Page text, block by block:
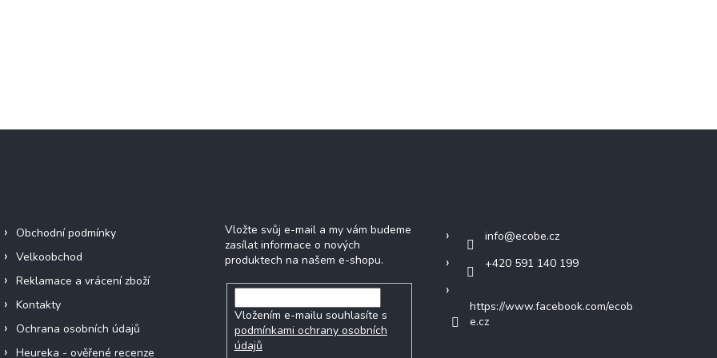
Obchodní podmínky
Velkoobchod
Reklamace a vrácení zboží
Kontakty
Ochrana osobních údajů
Heureka - ověřené recenze
Vložte svůj e-mail a my vám budeme
zasílat informace o nových
produktech na našem e-shopu.
Vložením e-mailu souhlasíte s
podmínkami ochrany osobních
údajů
info@ecobe.cz
+420 591 140 199
https://www.facebook.com/ecob
e.cz